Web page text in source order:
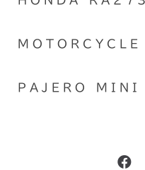
MOTORCYCLE
PAJERO MINI